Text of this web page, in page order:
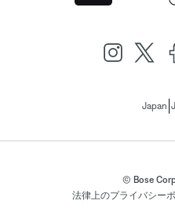
Japan
© Bose
法律上のプライバシー